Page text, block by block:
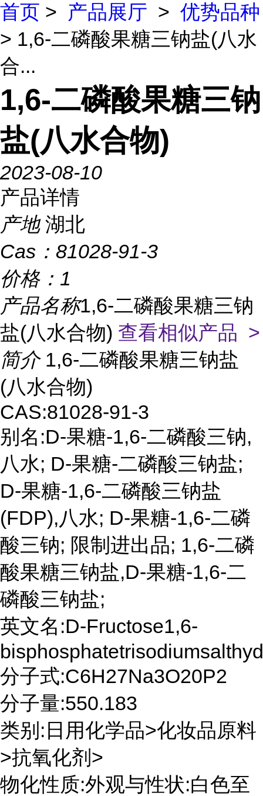
首页 > 产品展厅 > 优势品种
> 1,6-二磷酸果糖三钠盐(八水
合...
1,6-二磷酸果糖三钠
盐(八水合物)
2023-08-10
产品详情
产地 湖北
Cas： 81028-91-3
价格： 1
产品名称1,6-二磷酸果糖三钠
盐(八水合物) 查看相似产品 >
简介 1,6-二磷酸果糖三钠盐
(八水合物)
CAS:81028-91-3
别名:D-果糖-1,6-二磷酸三钠,
八水; D-果糖-二磷酸三钠盐;
D-果糖-1,6-二磷酸三钠盐
(FDP),八水; D-果糖-1,6-二磷
酸三钠; 限制进出品; 1,6-二磷
酸果糖三钠盐,D-果糖-1,6-二
磷酸三钠盐;
英文名:D-Fructose1,6-
分子式:C6H27Na3O20P2
分子量:550.183
类别:日用化学品>化妆品原料
>抗氧化剂>
物化性质:外观与性状:白色至